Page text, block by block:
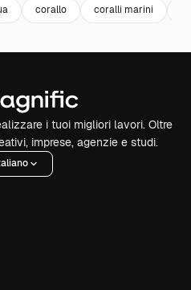
corallo coralli marini
i tuoi migliori lavori. Oltre
imprese, agenzie e studi.